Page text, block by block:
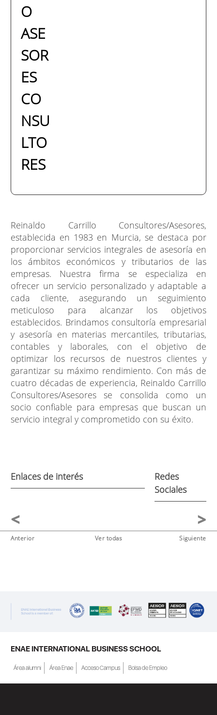
O
ASE
SOR
ES
CO
NSU
LTO
RES
Reinaldo Carrillo Consultores/Asesores,
establecida en 1983 en Murcia, se destaca por
proporcionar servicios integrales de asesoría en
los ámbitos económicos y tributarios de las
empresas. Nuestra firma se especializa en
ofrecer un servicio personalizado y adaptable a
cada cliente, asegurando un seguimiento
meticuloso para alcanzar los objetivos
establecidos. Brindamos consultoría empresarial
y asesoría en materias mercantiles, tributarias,
contables y laborales, con el objetivo de
optimizar los recursos de nuestros clientes y
garantizar su máximo rendimiento. Con más de
cuatro décadas de experiencia, Reinaldo Carrillo
Consultores/Asesores se consolida como un
socio confiable para empresas que buscan un
servicio integral y comprometido con su éxito.
Enlaces de interés
Redes
Sociales
Anterior Ver todas Siguiente
ENAE INTERNATIONAL BUSINESS SCHOOL
Área alumni Área Enae Acceso Campus Bolsa de Empleo